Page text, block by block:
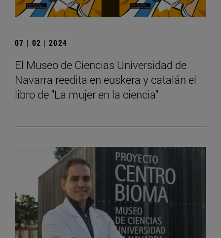
07 | 02 | 2024
El Museo de Ciencias Universidad de
Navarra reedita en euskera y catalán el
libro de "La mujer en la ciencia"